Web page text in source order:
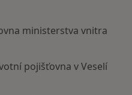
ministerstva vnitra
pojišťovna v Veselí